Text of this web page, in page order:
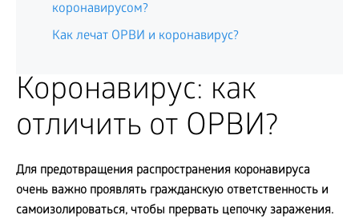
коронавирусом?
Как лечат ОРВИ и коронавирус?
Коронавирус: как
отличить от ОРВИ?
Для предотвращения распространения коронавируса
очень важно проявлять гражданскую ответственность и
самоизолироваться, чтобы прервать цепочку заражения.